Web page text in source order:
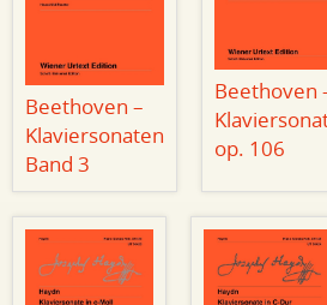
Beethoven –
Klaviersonaten
Band 3
Beethoven
op. 106